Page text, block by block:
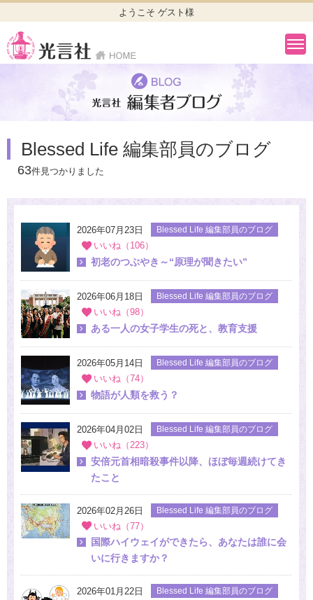
ようこそ ゲスト様
Blessed Life 編集部員のブログ
63件見つかりました
2026年07月23日 Blessed Life 編集部員のブログ
いいね（106）
初老のつぶやき～“原理が聞きたい”
2026年06月18日 Blessed Life 編集部員のブログ
いいね（98）
ある一人の女子学生の死と、教育支援
2026年05月14日 Blessed Life 編集部員のブログ
いいね（74）
物語が人類を救う？
2026年04月02日 Blessed Life 編集部員のブログ
いいね（223）
安倍元首相暗殺事件以降、ほぼ毎週続けてき
たこと
2026年02月26日 Blessed Life 編集部員のブログ
いいね（77）
国際ハイウェイができたら、あなたは誰に会
いに行きますか？
2026年01月22日 Blessed Life 編集部員のブログ